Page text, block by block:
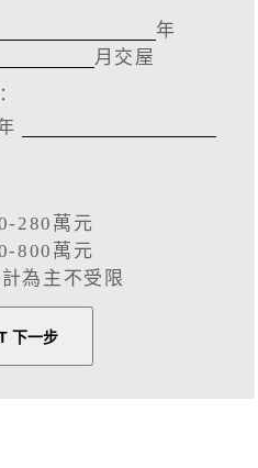
年
月交屋
280萬元
800萬元
為主不受限
下一步